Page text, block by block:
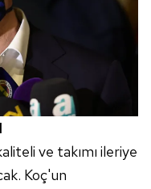
ve takımı ileriye
Koç'un